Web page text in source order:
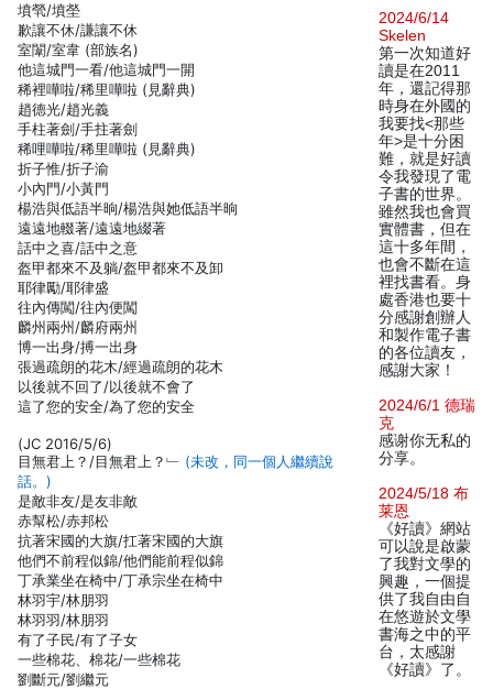
墳煢/墳塋
歉讓不休/謙讓不休
室闈/室韋 (部族名)
他這城門一看/他這城門一開
稀裡嘩啦/稀里嘩啦 (見辭典)
趙德光/趙光義
手柱著劍/手拄著劍
稀哩嘩啦/稀里嘩啦 (見辭典)
折子惟/折子渝
小內門/小黃門
楊浩與低語半晌/楊浩與她低語半晌
遠遠地輟著/遠遠地綴著
話中之喜/話中之意
盔甲都來不及躺/盔甲都來不及卸
耶律勵/耶律盛
往內傳闖/往內便闖
麟州兩州/麟府兩州
博一出身/搏一出身
張過疏朗的花木/經過疏朗的花木
以後就不回了/以後就不會了
這了您的安全/為了您的安全
(JC 2016/5/6)
目無君上？/目無君上？﹂ (未改，同一個人繼續說
話。)
是敵非友/是友非敵
赤幫松/赤邦松
抗著宋國的大旗/扛著宋國的大旗
他們不前程似錦/他們能前程似錦
丁承業坐在椅中/丁承宗坐在椅中
林羽宇/林朋羽
林羽羽/林朋羽
有了子民/有了子女
一些棉花、棉花/一些棉花
劉斷元/劉繼元
2024/6/14
Skelen
第一次知道好
讀是在2011
年，還記得那
時身在外國的
我要找<那些
年>是十分困
難，就是好讀
令我發現了電
子書的世界。
雖然我也會買
實體書，但在
這十多年間，
也會不斷在這
裡找書看。身
處香港也要十
分感謝創辦人
和製作電子書
的各位讀友，
感謝大家！
2024/6/1 德瑞
克
感谢你无私的
分享。
2024/5/18 布
莱恩
《好讀》網站
可以說是啟蒙
了我對文學的
興趣，一個提
供了我自由自
在悠遊於文學
書海之中的平
台，太感謝
《好讀》了。